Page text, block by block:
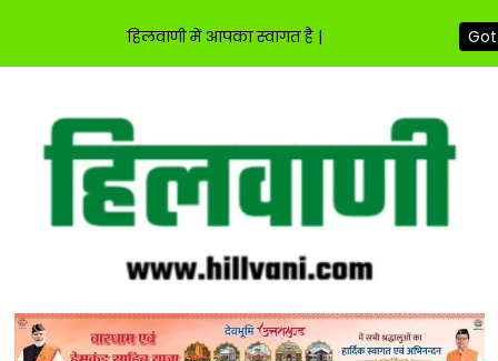
content
हिलवाणी में आपका स्वागत है |